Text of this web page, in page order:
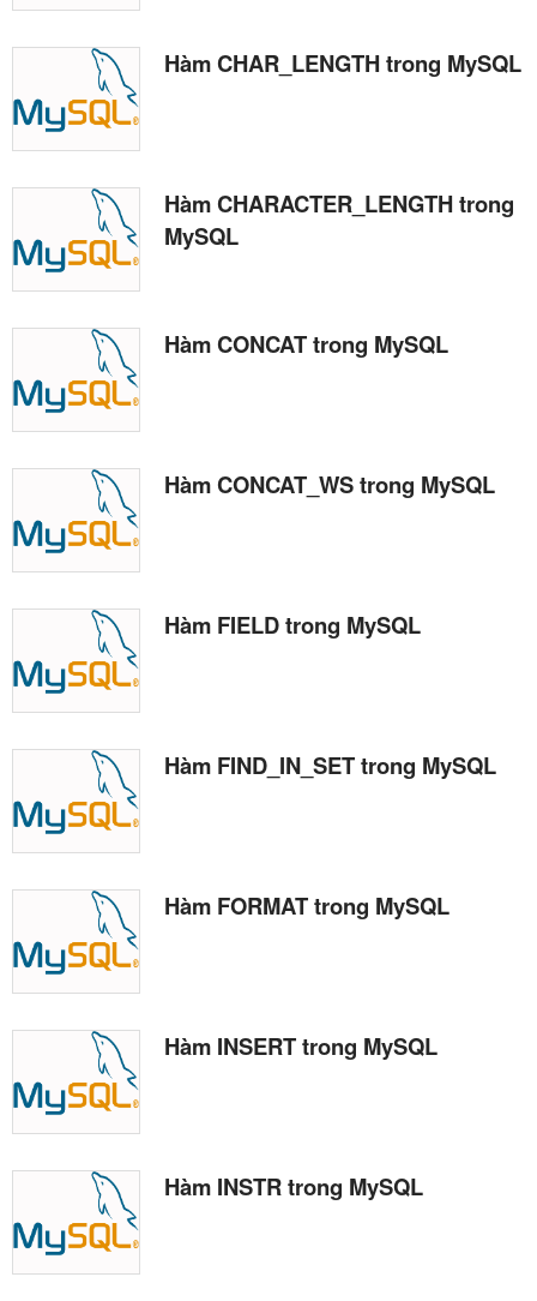
Hàm CHAR_LENGTH trong MySQL
Hàm CHARACTER_LENGTH trong
MySQL
Hàm CONCAT trong MySQL
Hàm CONCAT_WS trong MySQL
Hàm FIELD trong MySQL
Hàm FIND_IN_SET trong MySQL
Hàm FORMAT trong MySQL
Hàm INSERT trong MySQL
Hàm INSTR trong MySQL